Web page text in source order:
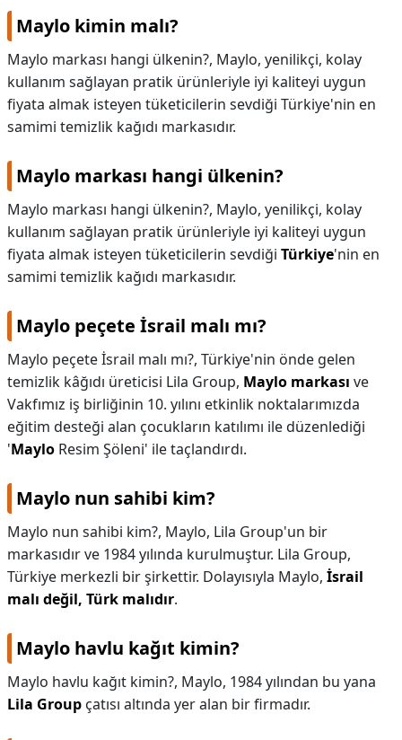
İLETİŞİM
Maylo kimin malı?
Maylo markası hangi ülkenin?, Maylo, yenilikçi, kolay
kullanım sağlayan pratik ürünleriyle iyi kaliteyi uygun
fiyata almak isteyen tüketicilerin sevdiği Türkiye'nin en
samimi temizlik kağıdı markasıdır.
Maylo markası hangi ülkenin?
Maylo markası hangi ülkenin?, Maylo, yenilikçi, kolay
kullanım sağlayan pratik ürünleriyle iyi kaliteyi uygun
fiyata almak isteyen tüketicilerin sevdiği Türkiye'nin en
samimi temizlik kağıdı markasıdır.
Maylo peçete İsrail malı mı?
Maylo peçete İsrail malı mı?, Türkiye'nin önde gelen
temizlik kâğıdı üreticisi Lila Group, Maylo markası ve
Vakfımız iş birliğinin 10. yılını etkinlik noktalarımızda
eğitim desteği alan çocukların katılımı ile düzenlediği
'Maylo Resim Şöleni' ile taçlandırdı.
Maylo nun sahibi kim?
Maylo nun sahibi kim?, Maylo, Lila Group'un bir
markasıdır ve 1984 yılında kurulmuştur. Lila Group,
Türkiye merkezli bir şirkettir. Dolayısıyla Maylo, İsrail
malı değil, Türk malıdır.
Maylo havlu kağıt kimin?
Maylo havlu kağıt kimin?, Maylo, 1984 yılından bu yana
Lila Group çatısı altında yer alan bir firmadır.